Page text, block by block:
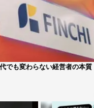
でも変わらない経営者の本質